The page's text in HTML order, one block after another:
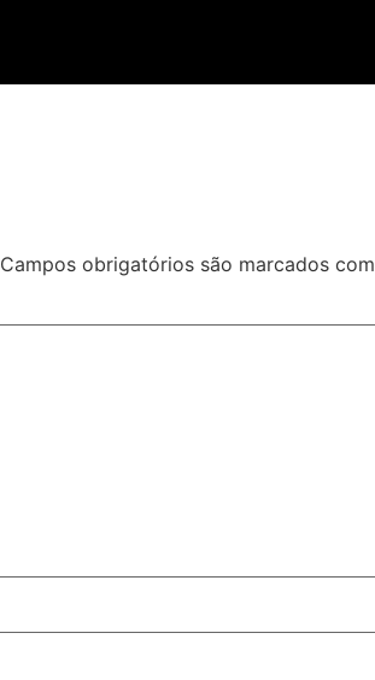
Campos obrigatórios são marcados com